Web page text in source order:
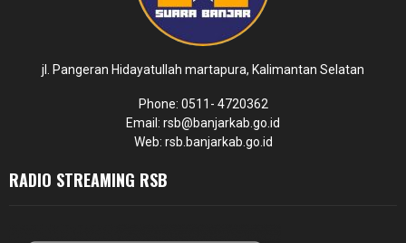
jl. Pangeran Hidayatullah martapura, Kalimantan Selatan
Phone: 0511- 4720362
Email: rsb@banjarkab.go.id
Web: rsb.banjarkab.go.id
RADIO STREAMING RSB